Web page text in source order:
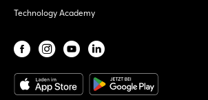
Technology Academy